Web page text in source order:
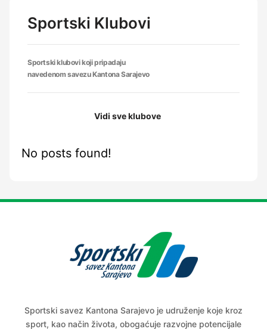
Sportski Klubovi
Sportski klubovi koji pripadaju
navedenom savezu Kantona Sarajevo
Vidi sve klubove
No posts found!
Sportski savez Kantona Sarajevo je udruženje koje kroz
sport, kao način života, obogaćuje razvojne potencijale